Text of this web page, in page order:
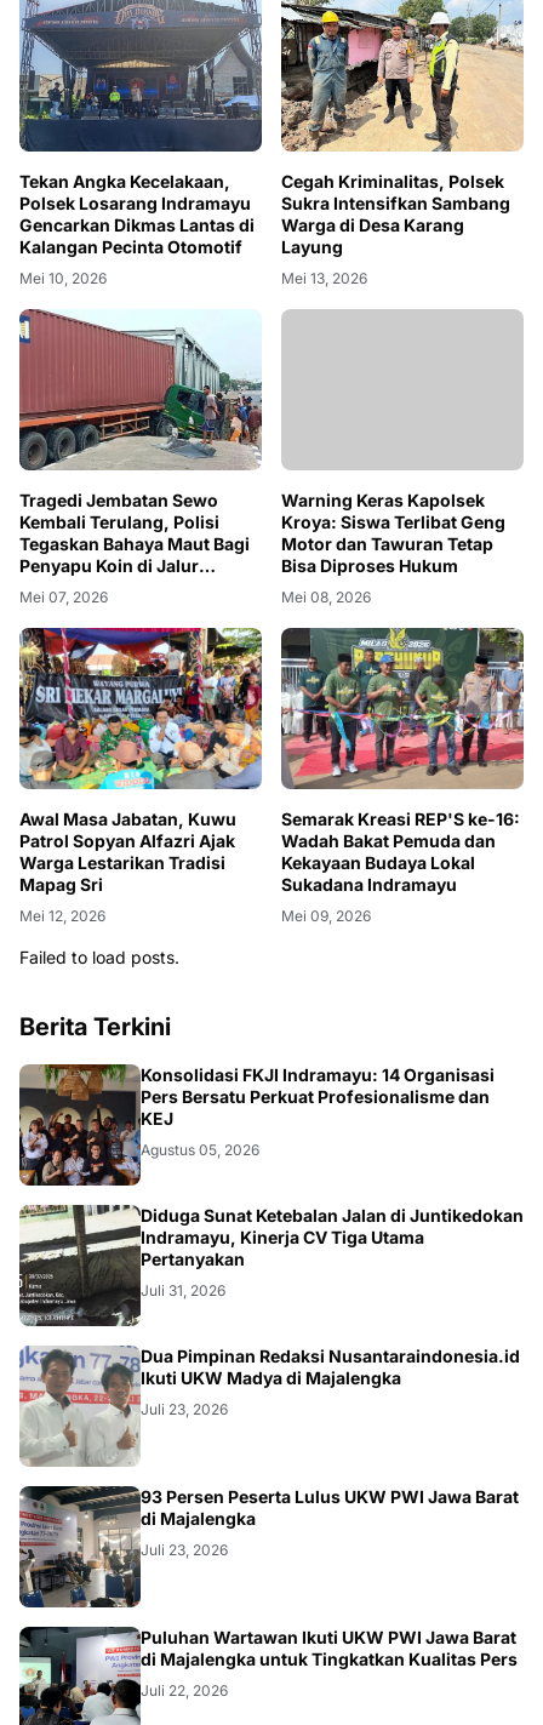
Tekan Angka Kecelakaan,
Polsek Losarang Indramayu
Gencarkan Dikmas Lantas di
Kalangan Pecinta Otomotif
Mei 10, 2026
Cegah Kriminalitas, Polsek
Sukra Intensifkan Sambang
Warga di Desa Karang
Layung
Mei 13, 2026
Tragedi Jembatan Sewo
Kembali Terulang, Polisi
Tegaskan Bahaya Maut Bagi
Penyapu Koin di Jalur
Pantura
Mei 07, 2026
Warning Keras Kapolsek
Kroya: Siswa Terlibat Geng
Motor dan Tawuran Tetap
Bisa Diproses Hukum
Mei 08, 2026
Awal Masa Jabatan, Kuwu
Patrol Sopyan Alfazri Ajak
Warga Lestarikan Tradisi
Mapag Sri
Mei 12, 2026
Semarak Kreasi REP'S ke-16:
Wadah Bakat Pemuda dan
Kekayaan Budaya Lokal
Sukadana Indramayu
Mei 09, 2026
Failed to load posts.
Berita Terkini
Konsolidasi FKJI Indramayu: 14 Organisasi
Pers Bersatu Perkuat Profesionalisme dan
KEJ
Agustus 05, 2026
KRIMINAL
Diduga Sunat Ketebalan Jalan di Juntikedokan
Indramayu, Kinerja CV Tiga Utama
Pertanyakan
Juli 31, 2026
Dua Pimpinan Redaksi Nusantaraindonesia.id
Ikuti UKW Madya di Majalengka
Juli 23, 2026
93 Persen Peserta Lulus UKW PWI Jawa Barat
di Majalengka
Juli 23, 2026
Puluhan Wartawan Ikuti UKW PWI Jawa Barat
di Majalengka untuk Tingkatkan Kualitas Pers
Juli 22, 2026